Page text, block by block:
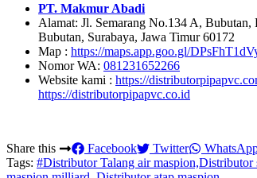
PT. Makmur Abadi
Alamat: Jl. Semarang No.134 A, Bubutan,
Bubutan, Surabaya, Jawa Timur 60172
Map : https://maps.app.goo.gl/
Nomor WA: 081231652266
Website kami : https://
https://distributorpipapvc.co.id
Share this Facebook Twitter
Tags: #Distributor Talang air maspion,Distributor